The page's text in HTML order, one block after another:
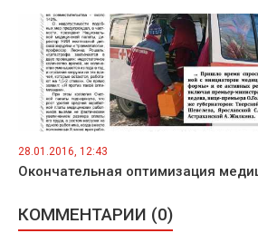
28.01.2016, 12:43
Окончательная оптимизация
КОММЕНТАРИИ (0)